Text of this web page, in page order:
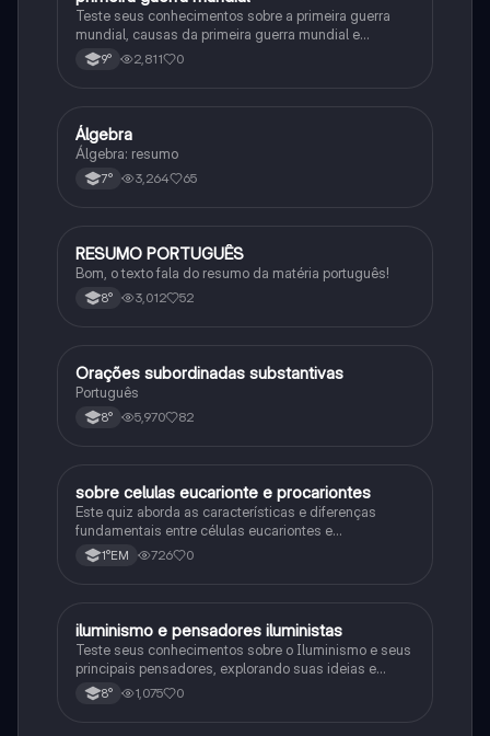
Teste seus conhecimentos sobre a primeira guerra
mundial, causas da primeira guerra mundial e
consequências da Primeira Guerra Mundial, fases da
primeira guerra mundial
9° 2,811 0
Matematica
Álgebra
Álgebra: resumo
7° 3,264 65
Português
RESUMO PORTUGUÊS
Bom, o texto fala do resumo da matéria português!
8° 3,012 52
Português
Orações subordinadas substantivas
Português
8° 5,970 82
Biologia
sobre celulas eucarionte e procariontes
Este quiz aborda as características e diferenças
fundamentais entre células eucariontes e
procariontes.
1°EM 726 0
História
iluminismo e pensadores iluministas
Teste seus conhecimentos sobre o Iluminismo e seus
principais pensadores, explorando suas ideias e
impacto histórico.
8° 1,075 0